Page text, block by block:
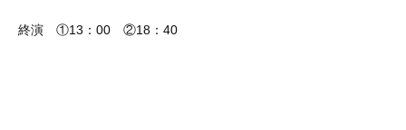
終演 ①13：00 ②18：40